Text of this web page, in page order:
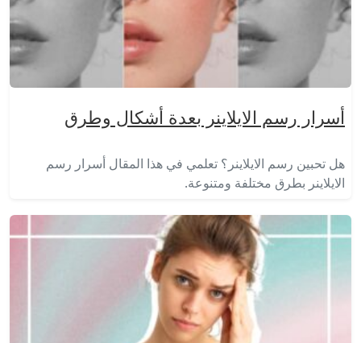
أسرار رسم الايلاينر بعدة أشكال وطرق
هل تحبين رسم الايلاينر؟ تعلمي في هذا المقال أسرار رسم
الايلاينر بطرق مختلفة ومتنوعة.